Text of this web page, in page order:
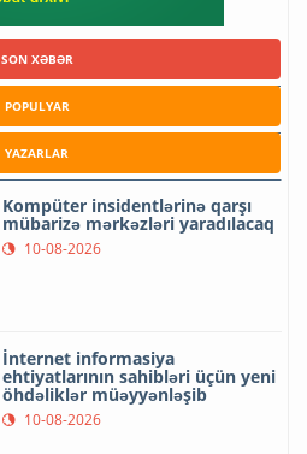
SON XƏBƏR
POPULYAR
YAZARLAR
Kompüter insidentlərinə qarşı
mübarizə mərkəzləri yaradılacaq
10-08-2026
İnternet informasiya
ehtiyatlarının sahibləri üçün yeni
öhdəliklər müəyyənləşib
10-08-2026